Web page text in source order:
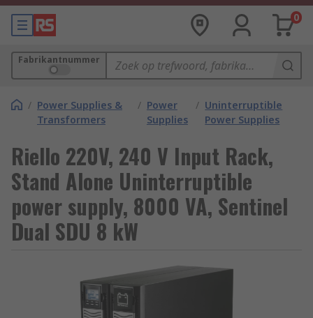
0
Fabrikantnummer
/ Power Supplies &
Transformers
/ Power
Supplies
/ Uninterruptible
Power Supplies
Riello 220V, 240 V Input Rack,
Stand Alone Uninterruptible
power supply, 8000 VA, Sentinel
Dual SDU 8 kW